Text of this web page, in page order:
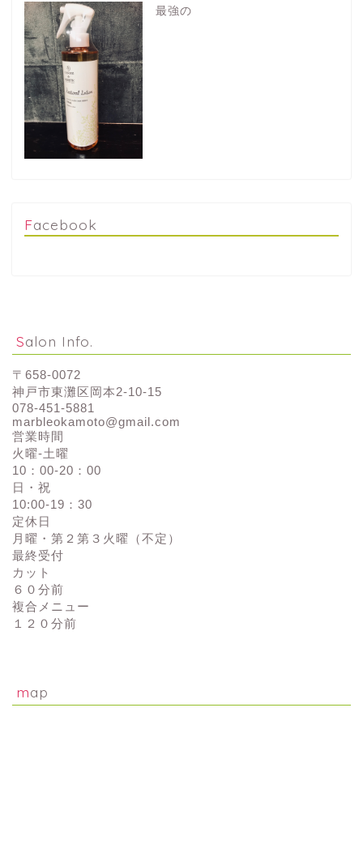
最強の
Facebook
Salon Info.
〒658-0072
神戸市東灘区岡本2-10-15
078-451-5881
marbleokamoto@gmail.com
営業時間
火曜-土曜
10：00-20：00
日・祝
10:00-19：30
定休日
月曜・第２第３火曜（不定）
最終受付
カット
６０分前
複合メニュー
１２０分前
map